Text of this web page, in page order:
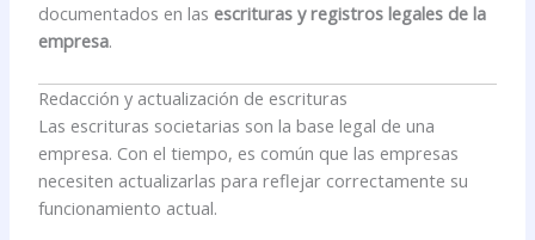
documentados en las escrituras y registros legales de la
empresa.
Redacción y actualización de escrituras
Las escrituras societarias son la base legal de una
empresa. Con el tiempo, es común que las empresas
necesiten actualizarlas para reflejar correctamente su
funcionamiento actual.